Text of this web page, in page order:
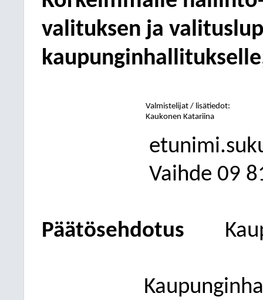
valituksen ja
Valmistelijat / lisätiedot:
Kaukonen Katariina
Vaihde 09
Päätösehdotus